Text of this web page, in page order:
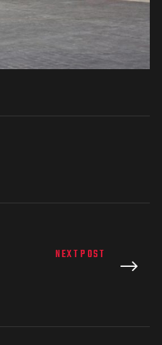
NEXT POST